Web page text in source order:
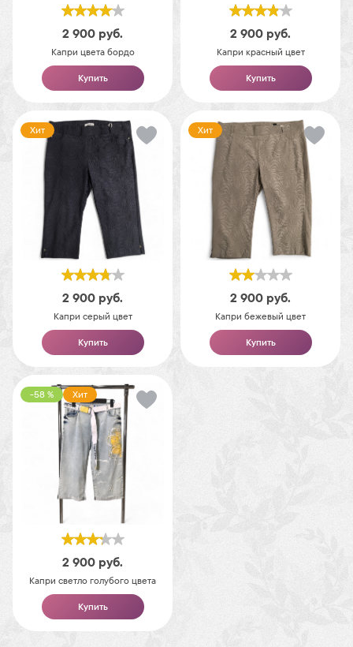
2 900 руб.
Капри цвета бордо
Купить
2 900 руб.
Капри красный цвет
Купить
Хит
2 900 руб.
Капри серый цвет
Купить
Хит
2 900 руб.
Капри бежевый цвет
Купить
-58 % Хит
2 900 руб.
Капри светло голубого цвета
Купить